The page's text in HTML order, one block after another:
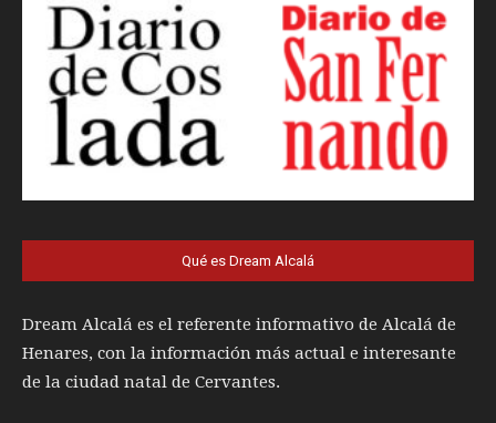
Qué es Dream Alcalá
Dream Alcalá es el referente informativo de Alcalá de
Henares, con la información más actual e interesante
de la ciudad natal de Cervantes.